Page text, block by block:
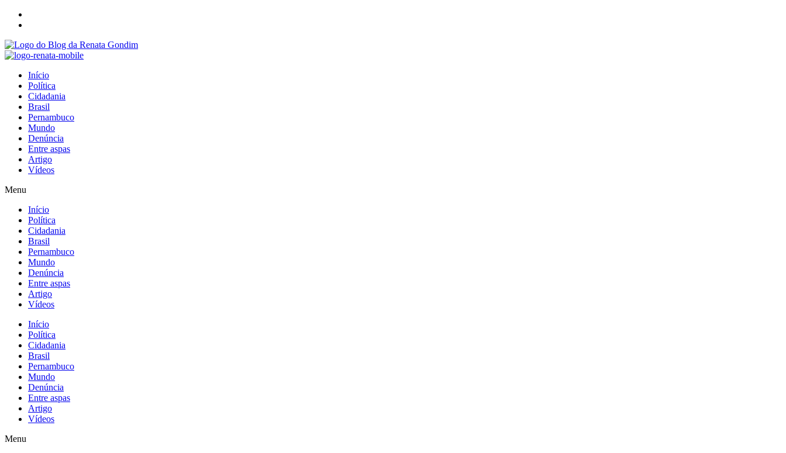
Início
Política
Cidadania
Brasil
Pernambuco
Mundo
Denúncia
Entre aspas
Artigo
Vídeos
Menu
Início
Política
Cidadania
Brasil
Pernambuco
Mundo
Denúncia
Entre aspas
Artigo
Vídeos
Início
Política
Cidadania
Brasil
Pernambuco
Mundo
Denúncia
Entre aspas
Artigo
Vídeos
Menu